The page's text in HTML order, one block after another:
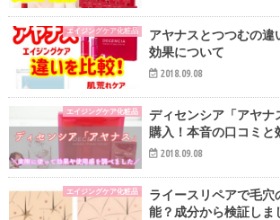
エイジングケア化粧品
アヤナスとつつむの違
効果について
2018.09.08
エイジングケア化粧品
ディセンシア「アヤナ
購入！本音の口コミと
2018.09.08
エイジングケア化粧品
ライースリペアで毛穴
能？成分から検証しま